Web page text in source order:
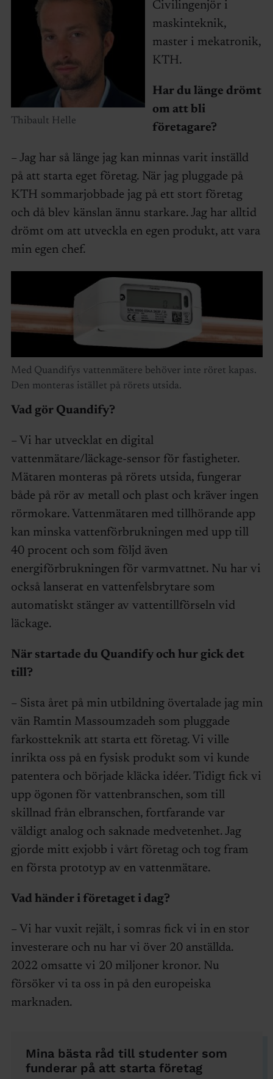
Thibault Helle
Civilingenjör i
maskinteknik,
master i mekatronik,
KTH.
Har du länge drömt
om att bli
företagare?
– Jag har så länge jag kan minnas varit inställd
på att starta eget företag. När jag pluggade på
KTH sommarjobbade jag på ett stort företag
och då blev känslan ännu starkare. Jag har alltid
drömt om att utveckla en egen produkt, att vara
min egen chef.
Med Quandifys vattenmätere behöver inte röret kapas.
Den monteras istället på rörets utsida.
Vad gör Quandify?
– Vi har utvecklat en digital
vattenmätare/läckage-sensor för fastigheter.
Mätaren monteras på rörets utsida, fungerar
både på rör av metall och plast och kräver ingen
rörmokare. Vattenmätaren med tillhörande app
kan minska vattenförbrukningen med upp till
40 procent och som följd även
energiförbrukningen för varmvattnet. Nu har vi
också lanserat en vattenfelsbrytare som
automatiskt stänger av vattentillförseln vid
läckage.
När startade du Quandify och hur gick det
till?
– Sista året på min utbildning övertalade jag min
vän Ramtin Massoumzadeh som pluggade
farkostteknik att starta ett företag. Vi ville
inrikta oss på en fysisk produkt som vi kunde
patentera och började kläcka idéer. Tidigt fick vi
upp ögonen för vattenbranschen, som till
skillnad från elbranschen, fortfarande var
väldigt analog och saknade medvetenhet. Jag
gjorde mitt exjobb i vårt företag och tog fram
en första prototyp av en vattenmätare.
Vad händer i företaget i dag?
– Vi har vuxit rejält, i somras fick vi in en stor
investerare och nu har vi över 20 anställda.
2022 omsatte vi 20 miljoner kronor. Nu
försöker vi ta oss in på den europeiska
marknaden.
Mina bästa råd till studenter som
funderar på att starta företag